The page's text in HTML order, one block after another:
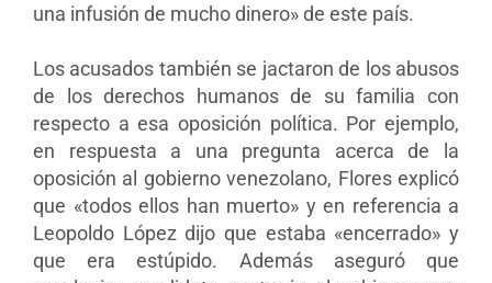
una infusión de mucho dinero» de este país.
Los acusados ​​también se jactaron de los abusos
de los derechos humanos de su familia con
respecto a esa oposición política. Por ejemplo,
en respuesta a una pregunta acerca de la
oposición al gobierno venezolano, Flores explicó
que «todos ellos han muerto» y en referencia a
Leopoldo López dijo que estaba «encerrado» y
que era estúpido. Además aseguró que